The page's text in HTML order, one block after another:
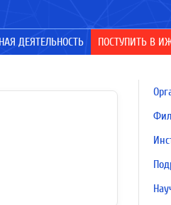
ДЕЯТЕЛЬНОСТЬ ПОСТУПИТЬ В